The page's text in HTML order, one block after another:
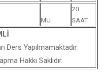
MU
20
SAAT
Ders Yapılmamaktadır.
Hakkı Saklıdır.